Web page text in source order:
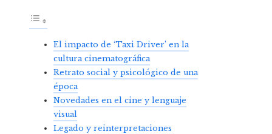
El impacto de ‘Taxi Driver’ en la
cultura cinematográfica
Retrato social y psicológico de una
época
Novedades en el cine y lenguaje
visual
Legado y reinterpretaciones